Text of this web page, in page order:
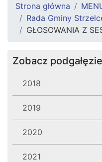
Strona główna
Rada Gminy
GŁOSOWANIA Z
Zobacz podgałęzie
2018
2019
2020
2021